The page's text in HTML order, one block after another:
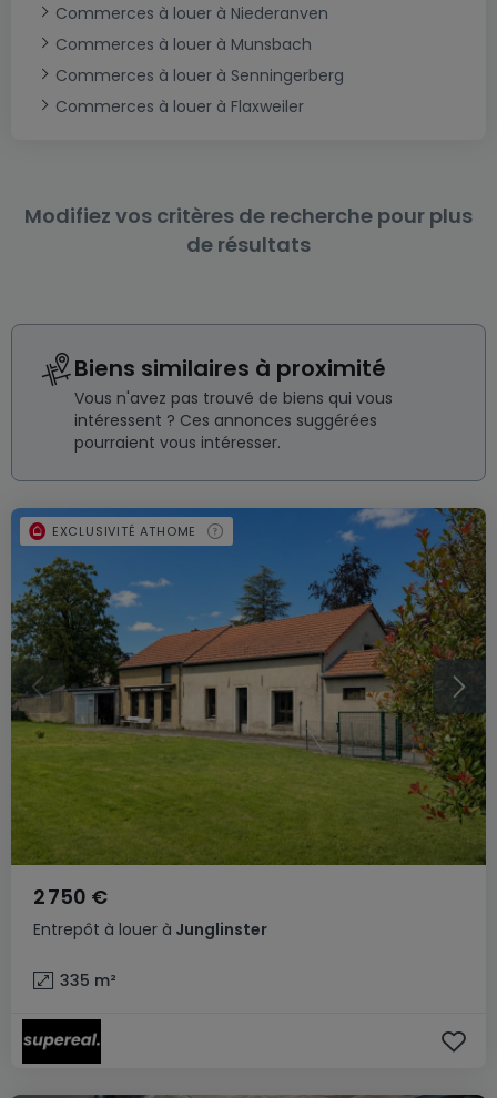
Commerces à louer à Niederanven
Commerces à louer à Munsbach
Commerces à louer à Senningerberg
Commerces à louer à Flaxweiler
Modifiez vos critères de recherche pour plus
de résultats
Biens similaires à proximité
Vous n'avez pas trouvé de biens qui vous
intéressent ? Ces annonces suggérées
pourraient vous intéresser.
Entrepôt à louer à Junglinster
2 750 €
335 m²
EXCLUSIVITÉ ATHOME